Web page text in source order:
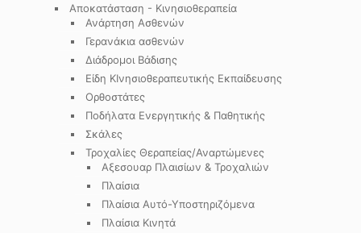
Αποκατάσταση - Κινησιοθεραπεία
Ανάρτηση Ασθενών
Γερανάκια ασθενών
Διάδρομοι Βάδισης
Είδη ΚΙνησιοθεραπευτικής Εκπαίδευσης
Ορθοστάτες
Ποδήλατα Ενεργητικής & Παθητικής
Σκάλες
Τροχαλίες Θεραπείας/Αναρτώμενες
Αξεσουαρ Πλαισίων & Τροχαλιών
Πλαίσια
Πλαίσια Αυτό-Υποστηριζόμενα
Πλαίσια Κινητά